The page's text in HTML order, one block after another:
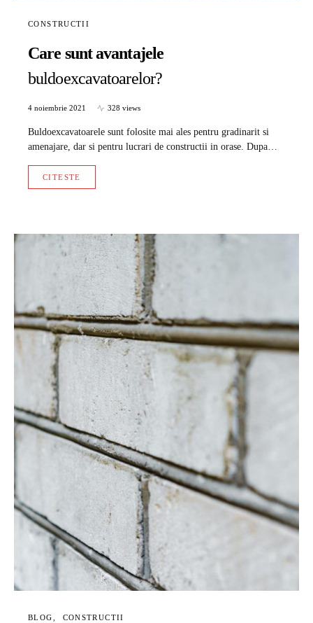
CONSTRUCTII
Care sunt avantajele
buldoexcavatoarelor?
4 noiembrie 2021 328 views
Buldoexcavatoarele sunt folosite mai ales pentru gradinarit si
amenajare, dar si pentru lucrari de constructii in orase. Dupa…
CITESTE
BLOG CONSTRUCTII